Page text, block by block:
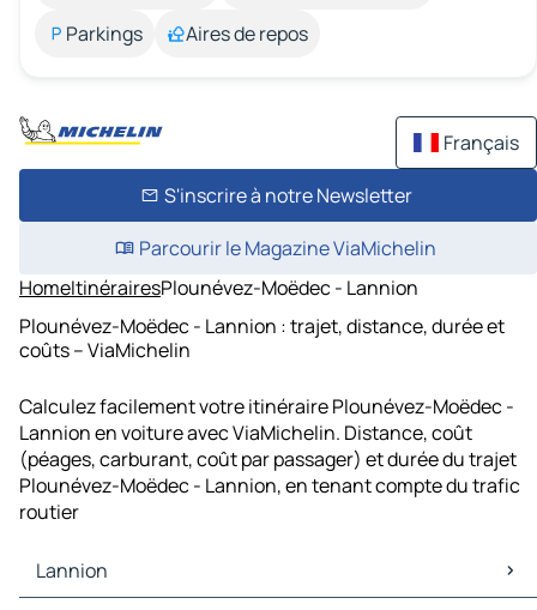
Parkings
Aires de repos
Français
S'inscrire à notre Newsletter
Parcourir le Magazine ViaMichelin
HomeItinérairesPlounévez-Moëdec - Lannion
Plounévez-Moëdec - Lannion : trajet, distance, durée et
coûts – ViaMichelin
Calculez facilement votre itinéraire Plounévez-Moëdec -
Lannion en voiture avec ViaMichelin. Distance, coût
(péages, carburant, coût par passager) et durée du trajet
Plounévez-Moëdec - Lannion, en tenant compte du trafic
routier
Lannion